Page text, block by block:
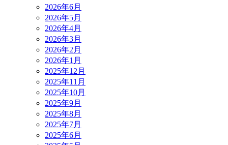
2026年6月
2026年5月
2026年4月
2026年3月
2026年2月
2026年1月
2025年12月
2025年11月
2025年10月
2025年9月
2025年8月
2025年7月
2025年6月